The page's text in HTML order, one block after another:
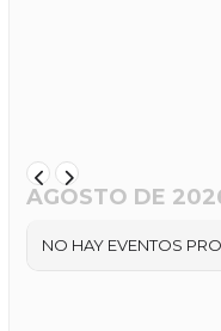
AGOSTO DE
NO HAY EVENTOS